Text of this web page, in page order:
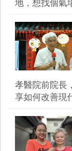
地，想找個氣
孝醫院前院長
享如何改善現